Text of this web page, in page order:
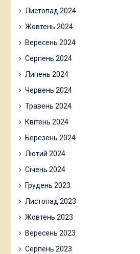
Листопад 2024
Жовтень 2024
Вересень 2024
Серпень 2024
Липень 2024
Червень 2024
Травень 2024
Квітень 2024
Березень 2024
Лютий 2024
Січень 2024
Грудень 2023
Листопад 2023
Жовтень 2023
Вересень 2023
Серпень 2023